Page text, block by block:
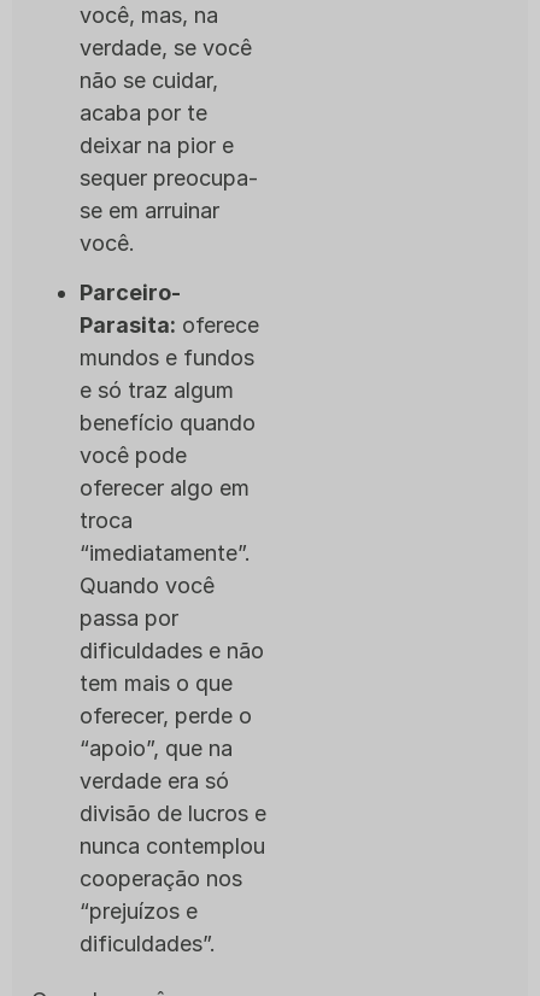
você, mas, na
verdade, se você
não se cuidar,
acaba por te
deixar na pior e
sequer preocupa-
se em arruinar
você.
Parceiro-
Parasita: oferece
mundos e fundos
e só traz algum
benefício quando
você pode
oferecer algo em
troca
“imediatamente”.
Quando você
passa por
dificuldades e não
tem mais o que
oferecer, perde o
“apoio”, que na
verdade era só
divisão de lucros e
nunca contemplou
cooperação nos
“prejuízos e
dificuldades”.